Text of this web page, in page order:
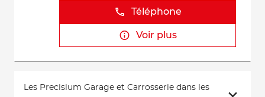
Téléphone
Voir plus
Les Precisium Garage et Carrosserie dans les